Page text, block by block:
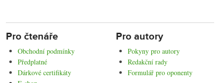
Pro čtenáře
Obchodní podmínky
Předplatné
Dárkové certifikáty
Pro autory
Pokyny pro autory
Redakční rady
Formulář pro oponenty